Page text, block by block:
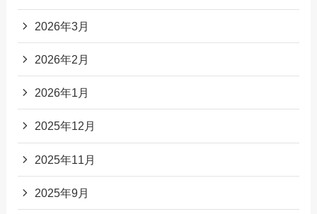
2026年3月
2026年2月
2026年1月
2025年12月
2025年11月
2025年9月